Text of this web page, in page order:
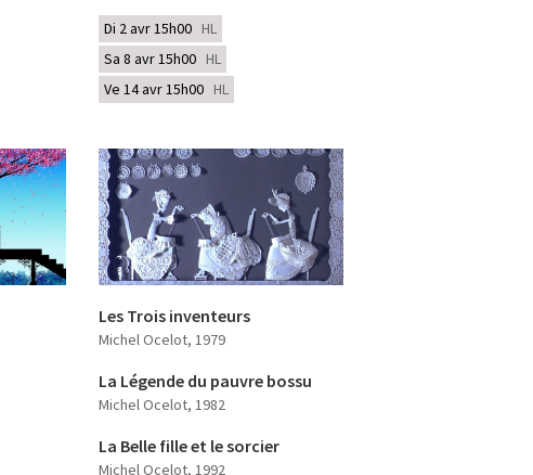
Di 2 avr 15h00 HL
Sa 8 avr 15h00 HL
Ve 14 avr 15h00 HL
Les Trois inventeurs
Michel Ocelot, 1979
La Légende du pauvre bossu
Michel Ocelot, 1982
La Belle fille et le sorcier
Michel Ocelot, 1992